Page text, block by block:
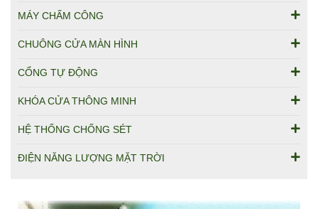
MÁY CHẤM CÔNG
CHUÔNG CỬA MÀN HÌNH
CỔNG TỰ ĐỘNG
KHÓA CỬA THÔNG MINH
HỆ THỐNG CHỐNG SÉT
ĐIỆN NĂNG LƯỢNG MẶT TRỜI